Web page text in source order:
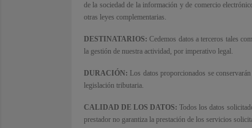
de la sociedad de la información y de comercio
otras leyes complementarias.
DESTINATARIOS: Cedemos datos a terceros tales
la gestión de nuestra actividad, por imperativo legal.
DURACIÓN: Los datos proporcionados se
legislación tributaria.
CALIDAD DE LOS DATOS: Todos los datos
prestador no garantiza la prestación de los servicios